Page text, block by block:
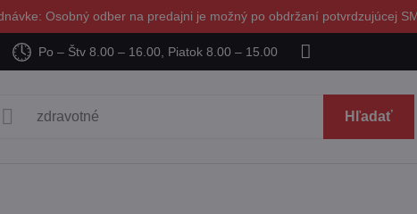
Osobný odber na predajni je možný po obdržaní potvrdzujúcej
Po – Štv 8.00 – 16.00, Piatok 8.00 – 15.00
Hľadať